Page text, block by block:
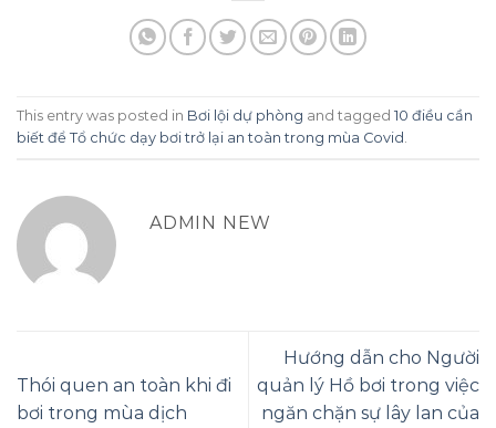
This entry was posted in Bơi lội dự phòng and tagged 10 điều cần
biết để Tổ chức dạy bơi trở lại an toàn trong mùa Covid
ADMIN NEW
Thói quen an toàn khi đi
bơi trong mùa dịch
Hướng dẫn cho Người
quản lý Hồ bơi trong việc
ngăn chặn sự lây lan của